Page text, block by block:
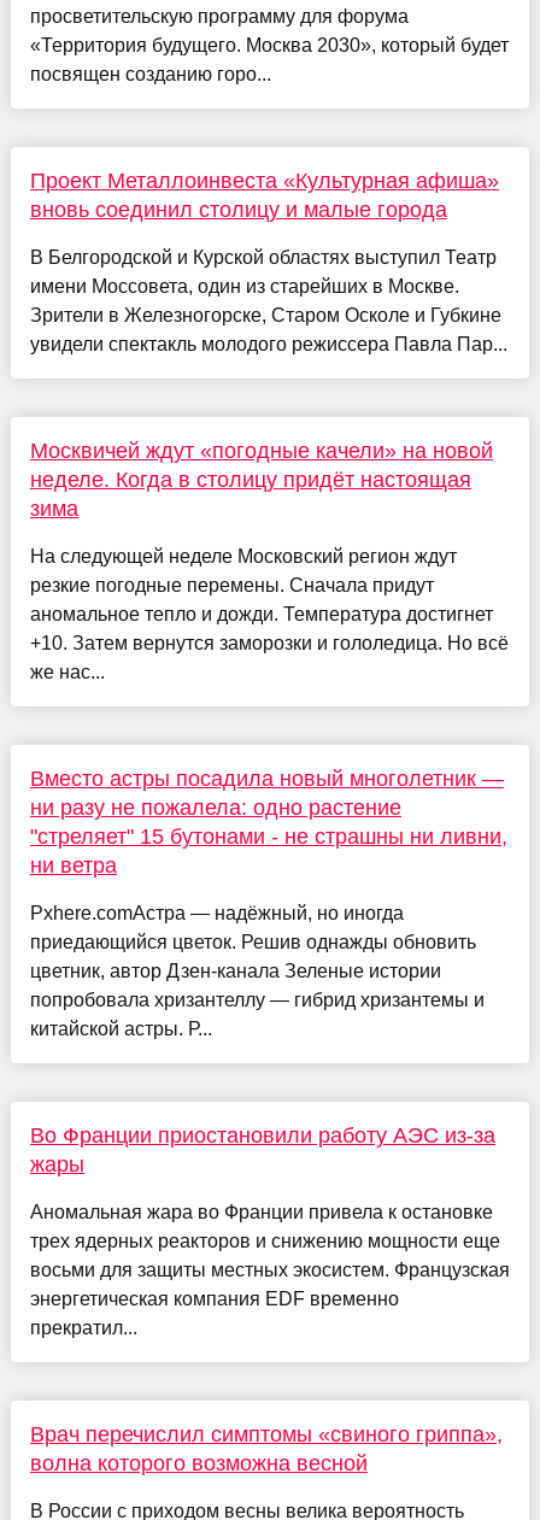
просветительскую программу для форума
«Территория будущего. Москва 2030», который будет
посвящен созданию горо...
Проект Металлоинвеста «Культурная афиша»
вновь соединил столицу и малые города
В Белгородской и Курской областях выступил Театр
имени Моссовета, один из старейших в Москве.
Зрители в Железногорске, Старом Осколе и Губкине
увидели спектакль молодого режиссера Павла Пар...
Москвичей ждут «погодные качели» на новой
неделе. Когда в столицу придёт настоящая
зима
На следующей неделе Московский регион ждут
резкие погодные перемены. Сначала придут
аномальное тепло и дожди. Температура достигнет
+10. Затем вернутся заморозки и гололедица. Но всё
же нас...
Вместо астры посадила новый многолетник —
ни разу не пожалела: одно растение
"стреляет" 15 бутонами - не страшны ни ливни,
ни ветра
Pxhere.comАстра — надёжный, но иногда
приедающийся цветок. Решив однажды обновить
цветник, автор Дзен-канала Зеленые истории
попробовала хризантеллу — гибрид хризантемы и
китайской астры. Р...
Во Франции приостановили работу АЭС из-за
жары
Аномальная жара во Франции привела к остановке
трех ядерных реакторов и снижению мощности еще
восьми для защиты местных экосистем. Французская
энергетическая компания EDF временно
прекратил...
Врач перечислил симптомы «свиного гриппа»,
волна которого возможна весной
В России с приходом весны велика вероятность